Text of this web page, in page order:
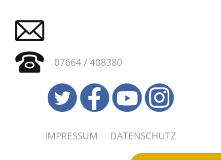
07664 / 408380
IMPRESSUM DATENSCHUTZ